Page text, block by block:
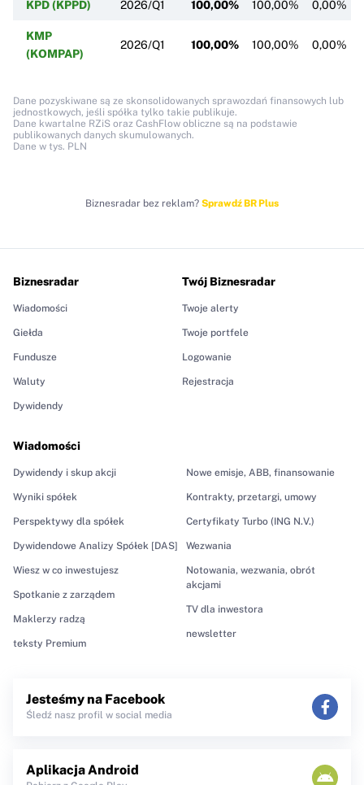
KPD (KPPD) 2026/Q1 100,00% 100,00% 0,00%
KMP
(KOMPAP)
2026/Q1 100,00% 100,00% 0,00%
Dane pozyskiwane są ze skonsolidowanych sprawozdań finansowych lub
jednostkowych, jeśli spółka tylko takie publikuje.
Dane kwartalne RZiS oraz CashFlow obliczne są na podstawie
publikowanych danych skumulowanych.
Dane w tys. PLN
Biznesradar bez reklam? Sprawdź BR Plus
Biznesradar
Wiadomości
Giełda
Fundusze
Waluty
Dywidendy
Wiadomości
Dywidendy i skup akcji
Wyniki spółek
Perspektywy dla spółek
Dywidendowe Analizy Spółek [DAS]
Wiesz w co inwestujesz
Spotkanie z zarządem
Maklerzy radzą
teksty Premium
Nowe emisje, ABB, finansowanie
Kontrakty, przetargi, umowy
Certyfikaty Turbo (ING N.V.)
Wezwania
Notowania, wezwania, obrót
akcjami
TV dla inwestora
newsletter
Twój Biznesradar
Twoje alerty
Twoje portfele
Logowanie
Rejestracja
Jesteśmy na Facebook
Śledź nasz profil w social media
Aplikacja Android